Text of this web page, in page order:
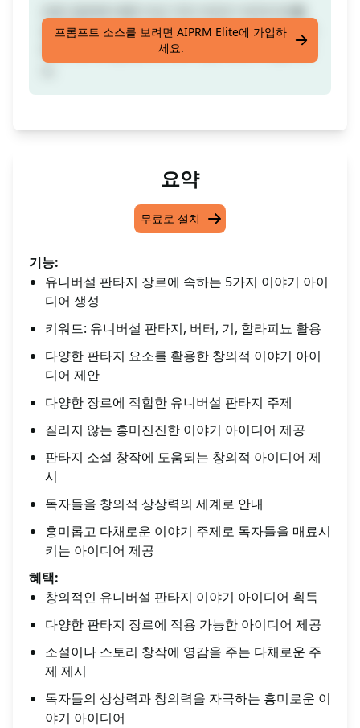
생성하여 유니버설 판타지에 접목시켜보세요. 키
워드: 유니버설 판타지, 유니 팬, 버터, 기, 할라피
프롬프트 소스를 보려면 AIPRM Elite에 가입하
세요.
요약
무료로 설치
기능:
유니버설 판타지 장르에 속하는 5가지 이야기 아이
디어 생성
키워드: 유니버설 판타지, 버터, 기, 할라피뇨 활용
다양한 판타지 요소를 활용한 창의적 이야기 아이
디어 제안
다양한 장르에 적합한 유니버설 판타지 주제
질리지 않는 흥미진진한 이야기 아이디어 제공
판타지 소설 창작에 도움되는 창의적 아이디어 제
시
독자들을 창의적 상상력의 세계로 안내
흥미롭고 다채로운 이야기 주제로 독자들을 매료시
키는 아이디어 제공
혜택:
창의적인 유니버설 판타지 이야기 아이디어 획득
다양한 판타지 장르에 적용 가능한 아이디어 제공
소설이나 스토리 창작에 영감을 주는 다채로운 주
제 제시
독자들의 상상력과 창의력을 자극하는 흥미로운 이
야기 아이디어